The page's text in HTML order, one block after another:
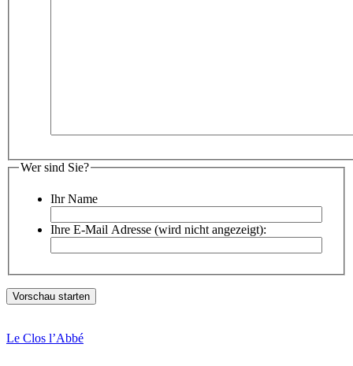
Wer sind Sie?
Ihr Name
Ihre E-Mail Adresse (wird nicht angezeigt):
Le Clos l’Abbé